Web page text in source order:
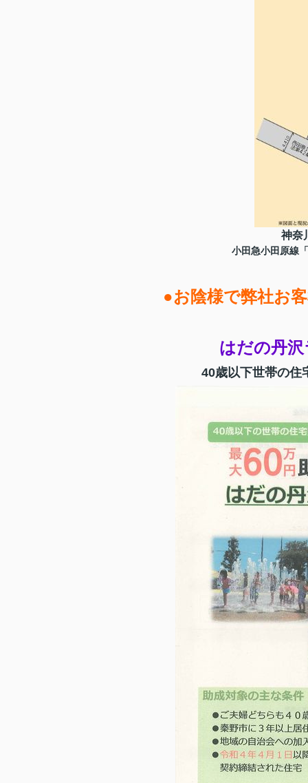
神奈
小田急小田原線
●お陰様で弊社お
はだの丹
40歳以下世帯の住